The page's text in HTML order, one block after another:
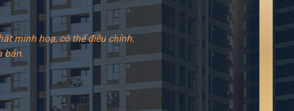
minh hoạ, có thể điều chỉnh.
bán.